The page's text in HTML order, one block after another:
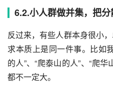
6.2.小人群做并集，把
反过来，有些人群本身很小
求本质上是同一件事。比如
的人”、“爬泰山的人”、“爬
都不一定大。